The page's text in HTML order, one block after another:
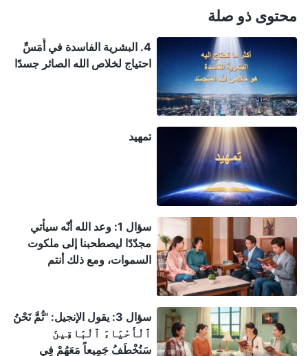
محتوى ذو صلة
4. البشرية الفاسدة في أَمَسِّ
احتياج لخلاص الله الصائر جسدًا
تمهيد
سؤال 1: وعد الله أنّه سيأتي
مجدّدًا ليصطحبنا إلى ملكوت
السموات، ومع ذلك أنتم
الأخيرة. ويتنبّأ الكتاب المقدّس
بوضوح أنّ الرب سينزل على
الغمام بقوّة ومجد عظيمين.
سؤال 3: يقول الإنجيل: "ثُمَّ نَحْنُ
ٱلْأَحْيَاءَ ٱلْبَاقِينَ
سَنُخْطَفُ جَمِيعاً مَعَهُمْ فِي